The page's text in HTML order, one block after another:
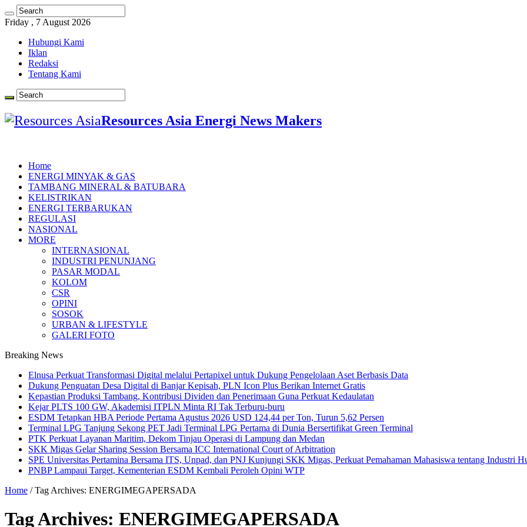
Friday , 7 August 2026
Hubungi Kami
Iklan
Redaksi
Tentang Kami
Resources Asia Energi News Makers
Home
ENERGI MINYAK & GAS
TAMBANG MINERAL & BATUBARA
KELISTRIKAN
ENERGI TERBARUKAN
REGULASI
NASIONAL
MORE
INTERNASIONAL
INDUSTRI PENUNJANG
PASAR MODAL
KOLOM
CSR
OPINI
SOSOK
URBAN & LIFESTYLE
GALERI FOTO
Breaking News
Elnusa Perkuat Transformasi Digital melalui Pertapixel untuk Dukung Pengelolaan Aset Berbasis Data
Dukung Penguatan Desa Digital di Banjar Kepisah, PLN Icon Plus Berikan Internet Gratis
Kepastian Produksi Tambang, Kontribusi Dividen dan Penerimaan Guna Perkuat Kedaulatan
Kejar PLTS 100 GW, Akademisi ITPLN Minta RI Tak Terburu-buru
ESDM Tetapkan HBA Periode Pertama Agustus 2026 USD 124,44 per Ton, Turun 5,62 Persen
Terminal LPG Tanjung Sekong PET Jadi Terminal LPG Pertama di Dunia Bersertifikat Green Terminal
PTK Perkuat Layanan Maritim, Dekom Tinjau Operasi di Lampung dan Medan
SKK Migas Gelar Sharing Session Bersama ICC International Court of Arbitration
SPE Universitas Pertamina Bersama ITS, Unpad, dan PNJ Kunjungi SKK Migas, Perkuat Pemahaman Mahasiswa tentang Industri
PNBP Lampaui Target, Kementerian ESDM Kembali Peroleh Opini WTP
Home / Tag Archives: ENERGIMEGAPERSADA
Tag Archives: ENERGIMEGAPERSADA